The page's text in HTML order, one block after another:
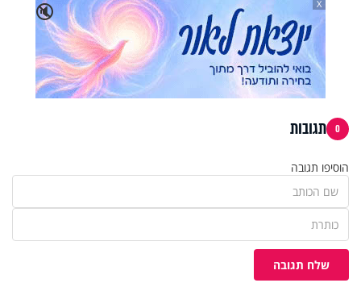
🔇
X
0 תגובות
הוסיפו תגובה
שלח תגובה